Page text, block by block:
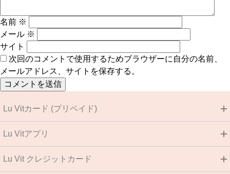
名前 ※
メール ※
サイト
次回のコメントで使用するためブラウザーに自分の名前、
メールアドレス、サイトを保存する。
Lu Vitカード (プリペイド)
Lu Vitアプリ
Lu Vit クレジットカード